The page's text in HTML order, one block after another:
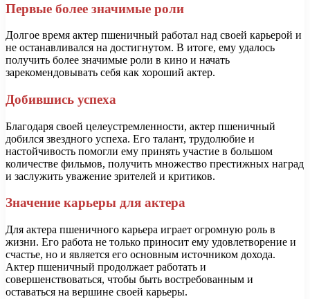
Первые более значимые роли
Долгое время актер пшеничный работал над своей карьерой и
не останавливался на достигнутом. В итоге, ему удалось
получить более значимые роли в кино и начать
зарекомендовывать себя как хороший актер.
Добившись успеха
Благодаря своей целеустремленности, актер пшеничный
добился звездного успеха. Его талант, трудолюбие и
настойчивость помогли ему принять участие в большом
количестве фильмов, получить множество престижных наград
и заслужить уважение зрителей и критиков.
Значение карьеры для актера
Для актера пшеничного карьера играет огромную роль в
жизни. Его работа не только приносит ему удовлетворение и
счастье, но и является его основным источником дохода.
Актер пшеничный продолжает работать и
совершенствоваться, чтобы быть востребованным и
оставаться на вершине своей карьеры.